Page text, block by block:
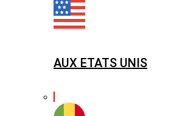
AUX ETATS UNIS